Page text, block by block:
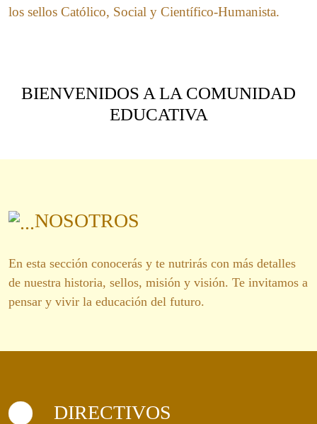
los sellos Católico, Social y Científico-Humanista.
BIENVENIDOS A LA COMUNIDAD
EDUCATIVA
NOSOTROS
En esta sección conocerás y te nutrirás con más detalles
de nuestra historia, sellos, misión y visión. Te invitamos a
pensar y vivir la educación del futuro.
DIRECTIVOS